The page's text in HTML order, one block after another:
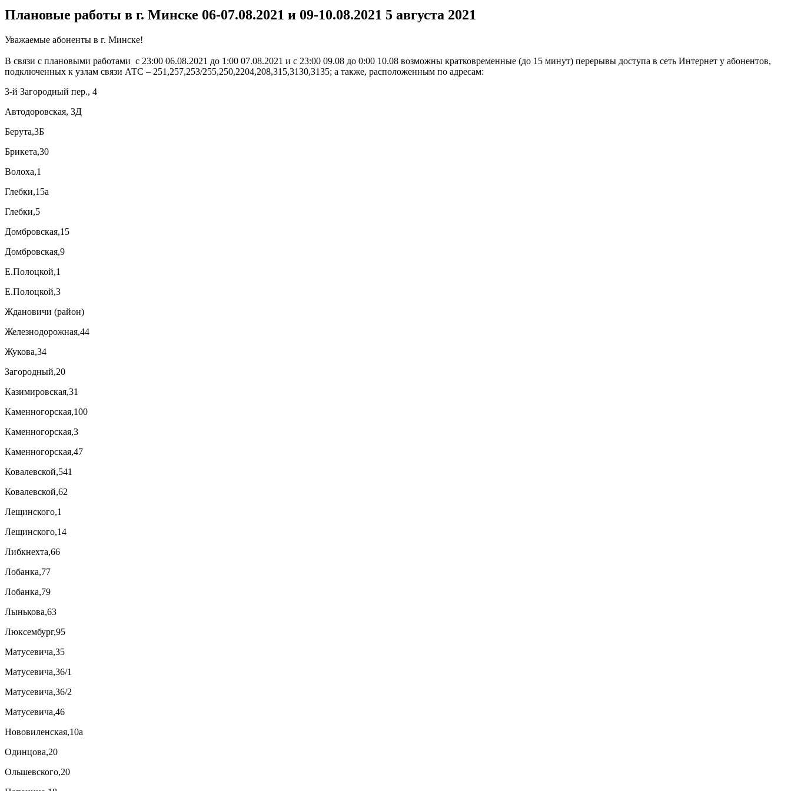
Плановые работы в г. Минске 06-07.08.2021 и 09-10.08.2021 5 августа 2021
Уважаемые абоненты в г. Минске!
В связи с плановыми работами с 23:00 06.08.2021 до 1:00 07.08.2021 и с 23:00 09.08 до 0:00 10.08 возможны кратковременные (до 15 минут) перерывы доступа в сеть Интернет у абонентов,
подключенных к узлам связи АТС – 251,257,253/255,250,2204,208,315,3130,3135; а также, расположенным по адресам:
3-й Загородный пер., 4
Автодоровская, 3Д
Берута,3Б
Брикета,30
Волоха,1
Глебки,15а
Глебки,5
Домбровская,15
Домбровская,9
Е.Полоцкой,1
Е.Полоцкой,3
Ждановичи (район)
Железнодорожная,44
Жукова,34
Загородный,20
Казимировская,31
Каменногорская,100
Каменногорская,3
Каменногорская,47
Ковалевской,541
Ковалевской,62
Лещинского,1
Лещинского,14
Либкнехта,66
Лобанка,77
Лобанка,79
Лынькова,63
Люксембург,95
Матусевича,35
Матусевича,36/1
Матусевича,36/2
Матусевича,46
Нововиленская,10а
Одинцова,20
Ольшевского,20